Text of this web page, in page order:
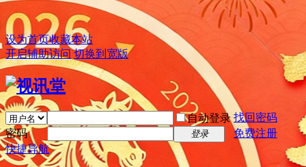
设为首页收藏本站
开启辅助访问 切换到宽版
自动登录 找回密码
密码
登录
免费注册
快捷导航